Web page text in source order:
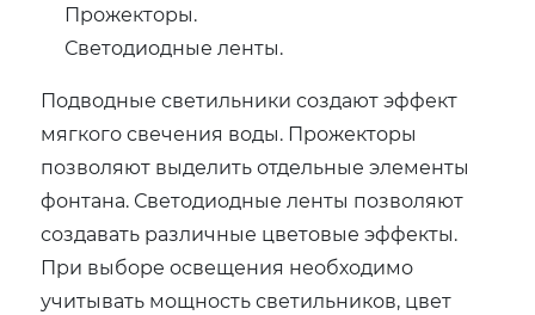
Прожекторы.
Светодиодные ленты.
Подводные светильники создают эффект
мягкого свечения воды. Прожекторы
позволяют выделить отдельные элементы
фонтана. Светодиодные ленты позволяют
создавать различные цветовые эффекты.
При выборе освещения необходимо
учитывать мощность светильников‚ цвет